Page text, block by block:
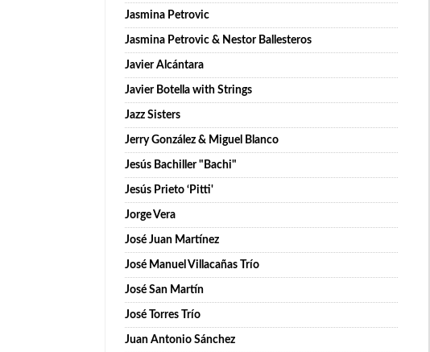
Jasmina Petrovic
Jasmina Petrovic & Nestor Ballesteros
Javier Alcántara
Javier Botella with Strings
Jazz Sisters
Jerry González & Miguel Blanco
Jesús Bachiller "Bachi"
Jesús Prieto ‘Pitti'
Jorge Vera
José Juan Martínez
José Manuel Villacañas Trío
José San Martín
José Torres Trío
Juan Antonio Sánchez